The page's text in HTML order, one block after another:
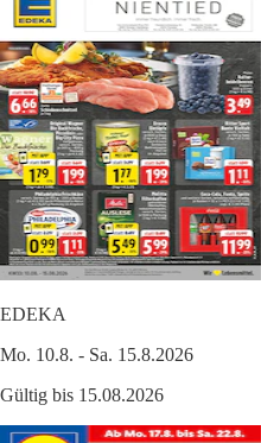
EDEKA
Mo. 10.8. - Sa. 15.8.2026
Gültig bis 15.08.2026